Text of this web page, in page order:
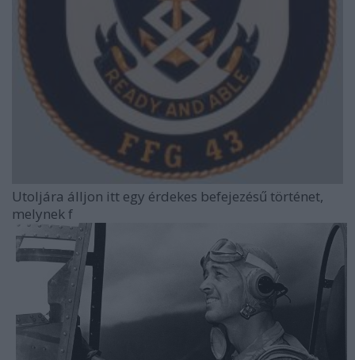
Utoljára álljon itt egy érdekes befejezésű történet,
melynek f